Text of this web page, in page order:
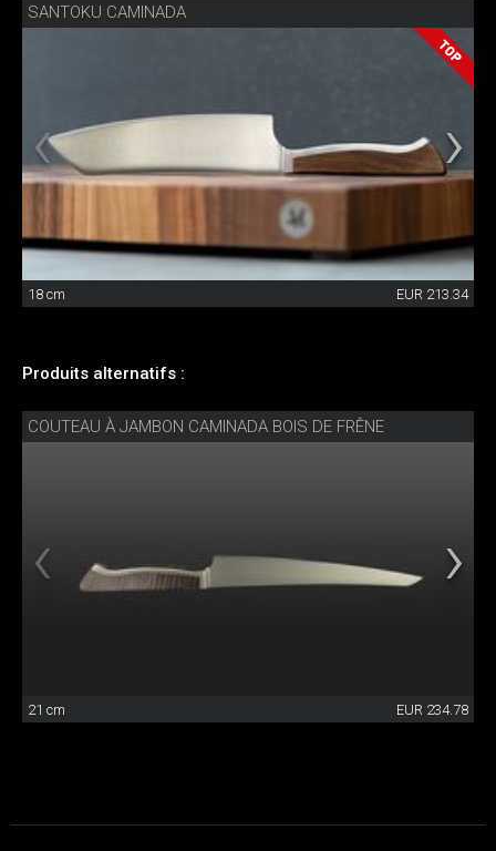
SANTOKU CAMINADA
18 cm EUR 213.34
Produits alternatifs :
COUTEAU À JAMBON CAMINADA BOIS DE FRÊNE
21 cm EUR 234.78